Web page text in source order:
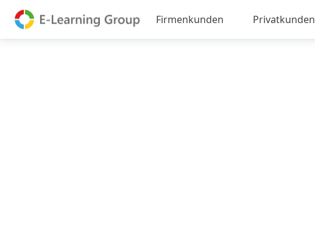
Firmenkunden Privatkunden